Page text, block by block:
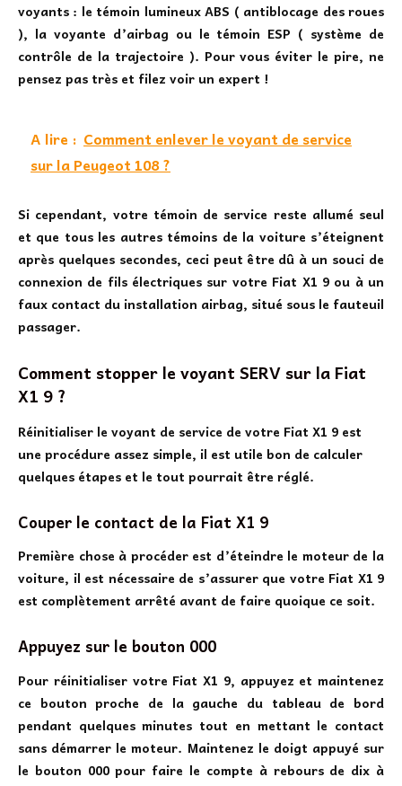
voyants : le témoin lumineux ABS ( antiblocage des roues
), la voyante d’airbag ou le témoin ESP ( système de
contrôle de la trajectoire ). Pour vous éviter le pire, ne
pensez pas très et filez voir un expert !
A lire : Comment enlever le voyant de service
sur la Peugeot 108 ?
Si cependant, votre témoin de service reste allumé seul
et que tous les autres témoins de la voiture s’éteignent
après quelques secondes, ceci peut être dû à un souci de
connexion de fils électriques sur votre Fiat X1 9 ou à un
faux contact du installation airbag, situé sous le fauteuil
passager.
Comment stopper le voyant SERV sur la Fiat
X1 9 ?
Réinitialiser le voyant de service de votre Fiat X1 9 est
une procédure assez simple, il est utile bon de calculer
quelques étapes et le tout pourrait être réglé.
Couper le contact de la Fiat X1 9
Première chose à procéder est d’éteindre le moteur de la
voiture, il est nécessaire de s’assurer que votre Fiat X1 9
est complètement arrêté avant de faire quoique ce soit.
Appuyez sur le bouton 000
Pour réinitialiser votre Fiat X1 9, appuyez et maintenez
ce bouton proche de la gauche du tableau de bord
pendant quelques minutes tout en mettant le contact
sans démarrer le moteur. Maintenez le doigt appuyé sur
le bouton 000 pour faire le compte à rebours de dix à